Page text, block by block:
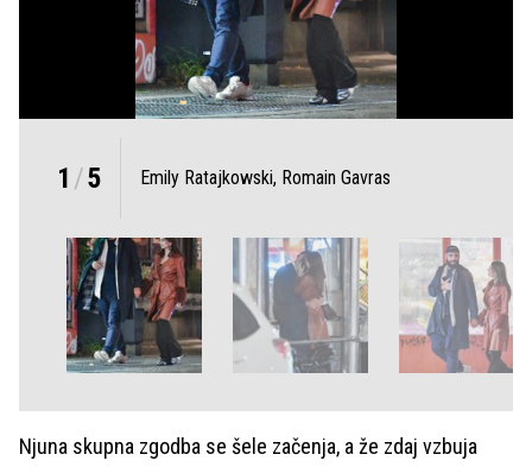
1 /5 Emily Ratajkowski, Romain Gavras
Njuna skupna zgodba se šele začenja, a že zdaj vzbuja